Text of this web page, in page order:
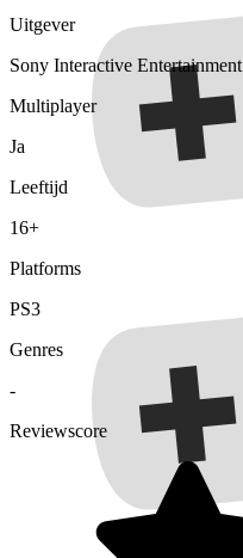
Uitgever
Sony Interactive Entertainment
Multiplayer
Ja
Leeftijd
16+
Platforms
PS3
Genres
-
Reviewscore